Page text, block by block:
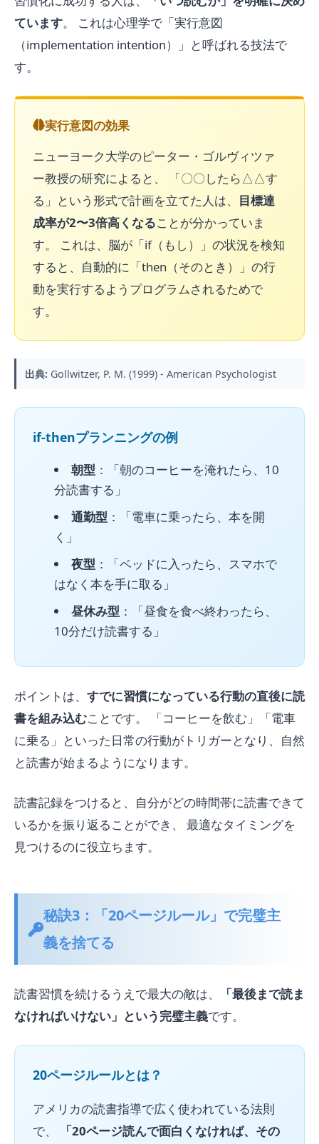
ています。 これは心理学で「実行意図
（implementation intention）」と呼ばれる技法で
す。
実行意図の効果
ニューヨーク大学のピーター・ゴルヴィツァ
ー教授の研究によると、 「〇〇したら△△す
る」という形式で計画を立てた人は、 目標達
成率が2〜3倍高くなることが分かっていま
す。 これは、脳が「if（もし）」の状況を検知
すると、自動的に「then（そのとき）」の行
動を実行するようプログラムされるためで
す。
出典: Gollwitzer, P. M. (1999) - American Psychologist
if-thenプランニングの例
朝型 ：「朝のコーヒーを淹れたら、10
分読書する」
通勤型 ：「電車に乗ったら、本を開
く」
夜型 ：「ベッドに入ったら、スマホで
はなく本を手に取る」
昼休み型 ：「昼食を食べ終わったら、
10分だけ読書する」
ポイントは、 すでに習慣になっている行動の直後に読
書を組み込むことです。 「コーヒーを飲む」「電車
に乗る」といった日常の行動がトリガーとなり、自然
と読書が始まるようになります。
読書記録をつけると、自分がどの時間帯に読書できて
いるかを振り返ることができ、 最適なタイミングを
見つけるのに役立ちます。
秘訣3：「20ページルール」で完璧主
義を捨てる
読書習慣を続けるうえで最大の敵は、
「最後まで読ま
なければいけない」という完璧主義です。
20ページルールとは？
アメリカの読書指導で広く使われている法則
で、
「20ページ読んで面白くなければ、その